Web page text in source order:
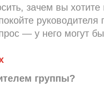
зачем вы хотите
— у него могут
группы?